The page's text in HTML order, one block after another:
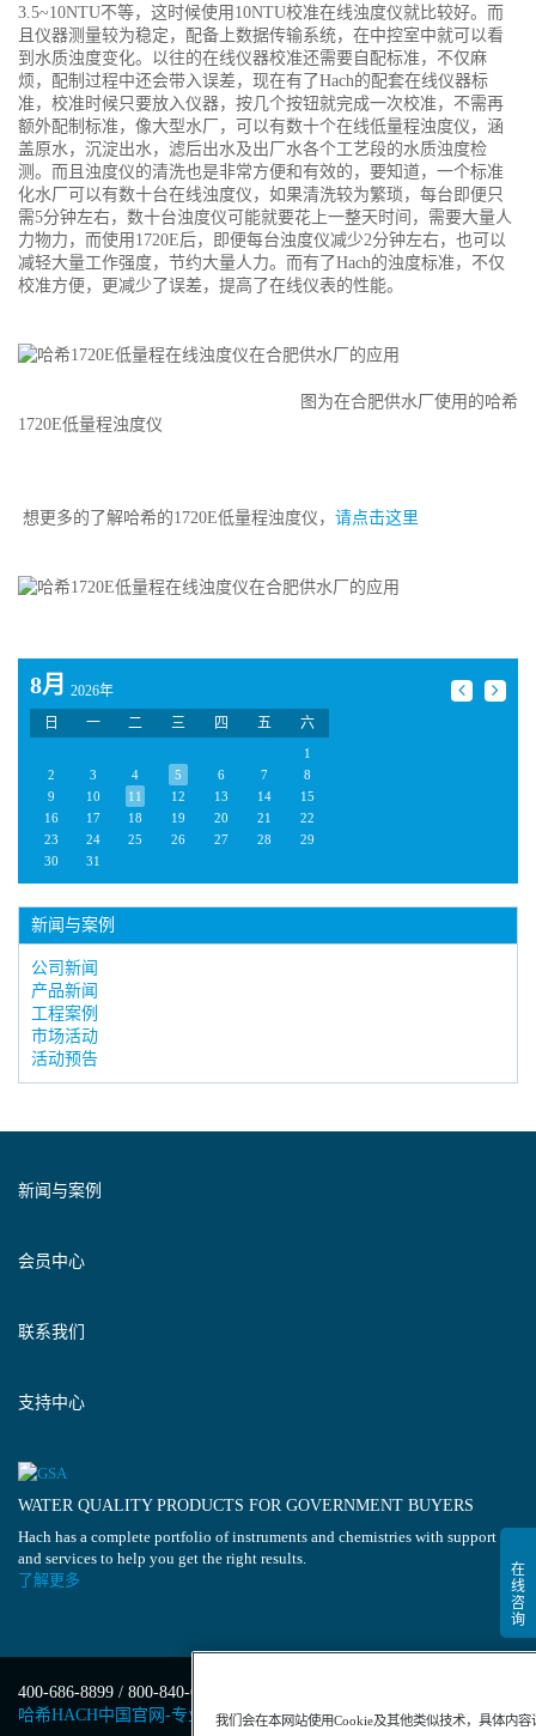
3.5~10NTU不等，这时候使用10NTU校准在线浊度仪就比较好。而
且仪器测量较为稳定，配备上数据传输系统，在中控室中就可以看
到水质浊度变化。以往的在线仪器校准还需要自配标准，不仅麻
烦，配制过程中还会带入误差，现在有了Hach的配套在线仪器标
准，校准时候只要放入仪器，按几个按钮就完成一次校准，不需再
额外配制标准，像大型水厂，可以有数十个在线低量程浊度仪，涵
盖原水，沉淀出水，滤后出水及出厂水各个工艺段的水质浊度检
测。而且浊度仪的清洗也是非常方便和有效的，要知道，一个标准
化水厂可以有数十台在线浊度仪，如果清洗较为繁琐，每台即便只
需5分钟左右，数十台浊度仪可能就要花上一整天时间，需要大量人
力物力，而使用1720E后，即便每台浊度仪减少2分钟左右，也可以
减轻大量工作强度，节约大量人力。而有了Hach的浊度标准，不仅
校准方便，更减少了误差，提高了在线仪表的性能。
图为在合肥供水厂使用的哈希
1720E低量程浊度仪
想更多的了解哈希的1720E低量程浊度仪， 请点击这里
8月
2026年
日
一 二 三 四 五 六
1
2
3 4 5 6 7
8
9
10 11 12 13 14
15
16
17 18 19 20 21
22
23
24 25 26 27 28
29
30
31
新闻与案例
公司新闻
产品新闻
工程案例
市场活动
活动预告
新闻与案例
会员中心
联系我们
支持中心
WATER QUALITY PRODUCTS FOR GOVERNMENT BUYERS
Hach has a complete portfolio of instruments and chemistries with support
and services to help you get the right results.
了解更多
400-686-8899 / 800-840-6026
哈希HACH中国官网-专业水质分析仪器我们会在本网站使用Cookie及其他类似技术，具体内